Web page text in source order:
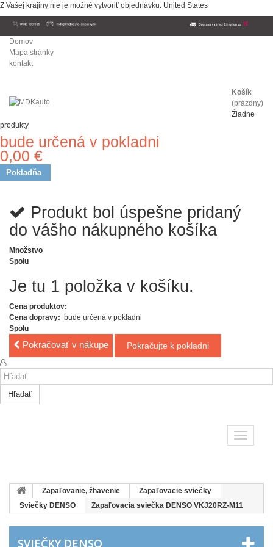
Z Vašej krajiny nie je možné vytvoriť objednávku. United States
Domov
Mapa stránky
kontakt
Košík
(prázdny)
Žiadne
produkty
bude určená v pokladni
0,00 €
Pokladňa
Produkt bol úspešne pridaný
do vášho nákupného košíka
Množstvo
Spolu
Je tu 1 položka v košíku.
Cena produktov:
Cena dopravy: bude určená v pokladni
Spolu
Pokračovať v nákupe Pokračujte k pokladni
Hľadať
Toggle
Zapaľovanie, žhavenie
Zapaľovacie sviečky
Sviečky DENSO
Zapaľovacia sviečka DENSO VKJ20RZ-M11
SVIEČKY DENSO